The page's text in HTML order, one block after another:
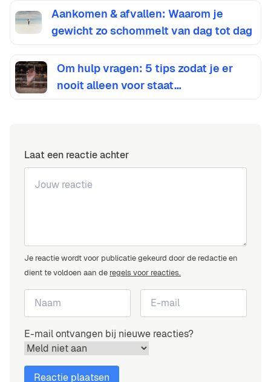
Aankomen & afvallen: Waarom je
gewicht zo schommelt van dag tot dag
Om hulp vragen: 5 tips zodat je er
nooit alleen voor staat…
Laat een reactie achter
Je reactie wordt voor publicatie gekeurd door de redactie en
dient te voldoen aan de regels voor reacties.
E-mail ontvangen bij nieuwe reacties?